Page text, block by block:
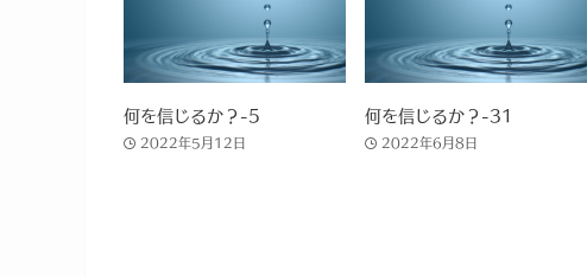
何を信じるか？-5
2022年5月12日
何を信じるか？-31
2022年6月8日